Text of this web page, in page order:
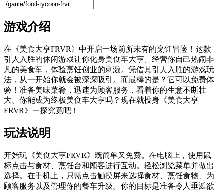
游戏介绍
在《美食大亨FRVR》中开启一场前所未有的烹饪冒险！这款
引人入胜的休闲游戏让你化身美食车大亨。经营你自己热闹非
凡的美食车，体验烹饪创业的刺激。凭借其引人入胜的游戏玩
法，从一开始你就会被深深吸引。而最棒的是？它可以免费体
验！准备美味菜肴，迅速为顾客服务，看着你的生意不断壮
大。你能成为终极美食车大亨吗？现在就投身《美食大亨
FRVR》一探究竟吧！
玩法说明
开始玩《美食大亨FRVR》既简单又免费。在电脑上，使用鼠
标点击与食材、烹饪台和顾客进行互动。轻松浏览菜单并做出
选择。在手机上，只需点击触摸屏来选择食材、烹饪食物、为
顾客服务以及管理你的餐车升级。你的目标是准备令人垂涎欲